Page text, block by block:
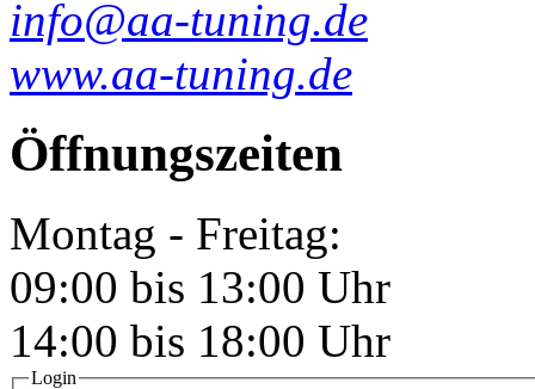
info@aa-tuning.de
www.aa-tuning.de
Öffnungszeiten
Montag - Freitag:
09:00 bis 13:00 Uhr
14:00 bis 18:00 Uhr
Login